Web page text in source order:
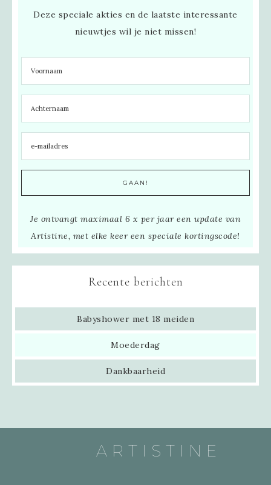
Deze speciale akties en de laatste interessante
nieuwtjes wil je niet missen!
Je ontvangt maximaal 6 x per jaar een update van
Artistine, met elke keer een speciale kortingscode!
Recente berichten
Babyshower met 18 meiden
Moederdag
Dankbaarheid
ARTISTINE